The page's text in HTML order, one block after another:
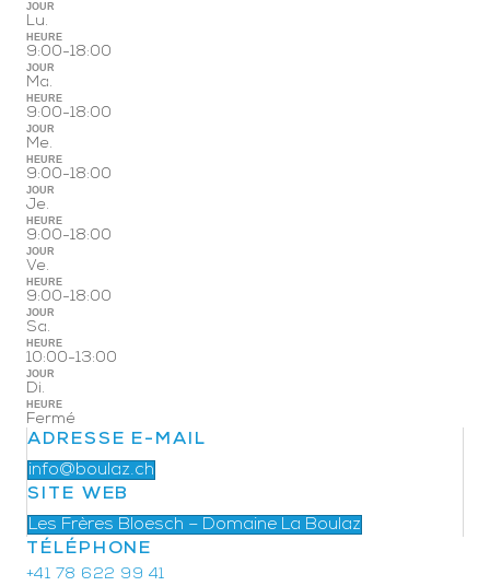
JOUR
Lu.
HEURE
9:00-18:00
JOUR
Ma.
HEURE
9:00-18:00
JOUR
Me.
HEURE
9:00-18:00
JOUR
Je.
HEURE
9:00-18:00
JOUR
Ve.
HEURE
9:00-18:00
JOUR
Sa.
HEURE
10:00-13:00
JOUR
Di.
HEURE
Fermé
ADRESSE E-MAIL
info@boulaz.ch
SITE WEB
Les Frères Bloesch – Domaine La Boulaz
TÉLÉPHONE
+41 78 622 99 41